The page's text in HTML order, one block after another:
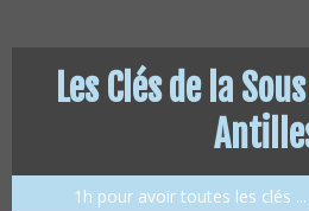
Les Clés de la
1h pour avoir toutes les clés ...